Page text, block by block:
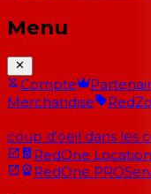
Menu
Compte
Merchandise
coup d'oeil dans les
RedOne Location
RedOne PRO